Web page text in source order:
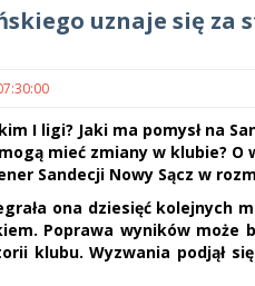
uznaje się
I ligi? Jaki ma pomysł na
mieć zmiany w klubie?
Sandecji Nowy Sącz w
ona dziesięć kolejnych
Poprawa wyników
klubu. Wyzwania podjął